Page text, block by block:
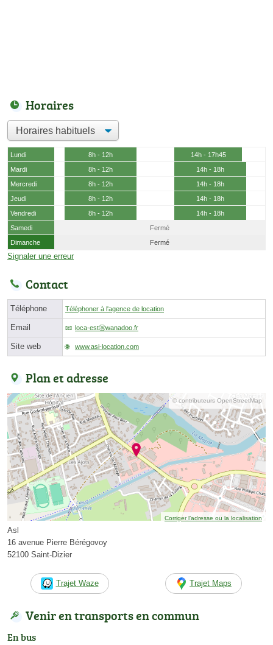
Horaires
Lundi 8h - 12h
14h - 17h45
Mardi
8h - 12h
14h - 18h
Mercredi
8h - 12h
14h - 18h
Jeudi
8h - 12h
14h - 18h
Vendredi
8h - 12h
14h - 18h
Samedi
Fermé
Dimanche
Fermé
Signaler une erreur
Contact
Téléphone Téléphoner à l'agence de location
Email loca-estⓐwanadoo.fr
Site web www.asi-location.com
Plan et adresse
© contributeurs OpenStreetMap
Corriger l’adresse ou la localisation
Asl
16 avenue Pierre Bérégovoy
52100 Saint-Dizier
Trajet Waze Trajet Maps
Venir en transports en commun
En bus